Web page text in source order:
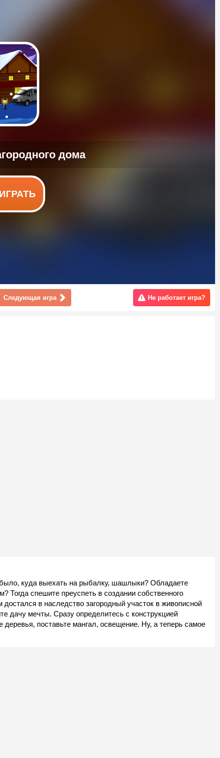
Следующая игра Не работает игра?
куда выехать на рыбалку, шашлыки? Обладаете
Тогда спешите преуспеть в создании собственного
достался в наследство загородный участок в живописной
дачу мечты. Сразу определитесь с конструкцией
поставьте мангал, освещение. Ну, а теперь самое